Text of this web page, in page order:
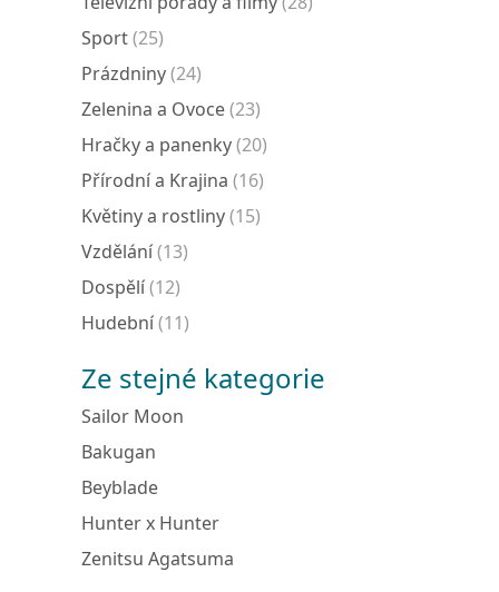
Sport(25)
Prázdniny(24)
Zelenina a Ovoce(23)
Hračky a panenky(20)
Přírodní a Krajina (16)
Květiny a rostliny(15)
Vzdělání(13)
Dospělí(12)
Hudební(11)
Ze stejné kategorie
Sailor Moon
Bakugan
Beyblade
Hunter x Hunter
Zenitsu Agatsuma